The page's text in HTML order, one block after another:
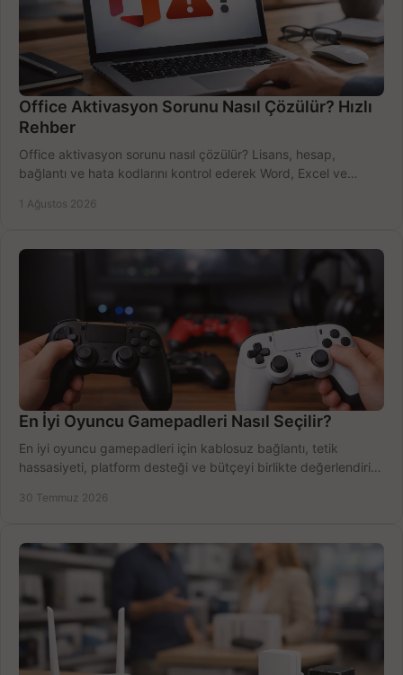
Office Aktivasyon Sorunu Nasıl Çözülür? Hızlı
Rehber
Office aktivasyon sorunu nasıl çözülür? Lisans, hesap,
bağlantı ve hata kodlarını kontrol ederek Word, Excel ve
1 Ağustos 2026
En İyi Oyuncu Gamepadleri Nasıl Seçilir?
En iyi oyuncu gamepadleri için kablosuz bağlantı, tetik
hassasiyeti, platform desteği ve bütçeyi birlikte değerlendirin;
30 Temmuz 2026